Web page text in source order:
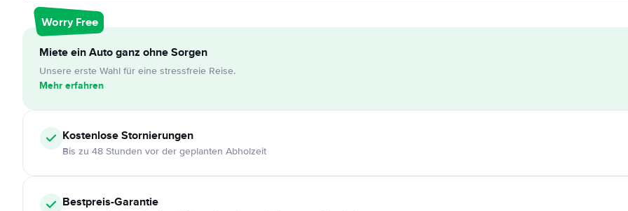
Worry Free
Miete ein Auto ganz ohne Sorgen
Unsere erste Wahl für eine stressfreie Reise.
Mehr erfahren
KostenloseStornierungen
Bis zu 48 Stunden vor der geplanten Abholzeit
Bestpreis-Garantie